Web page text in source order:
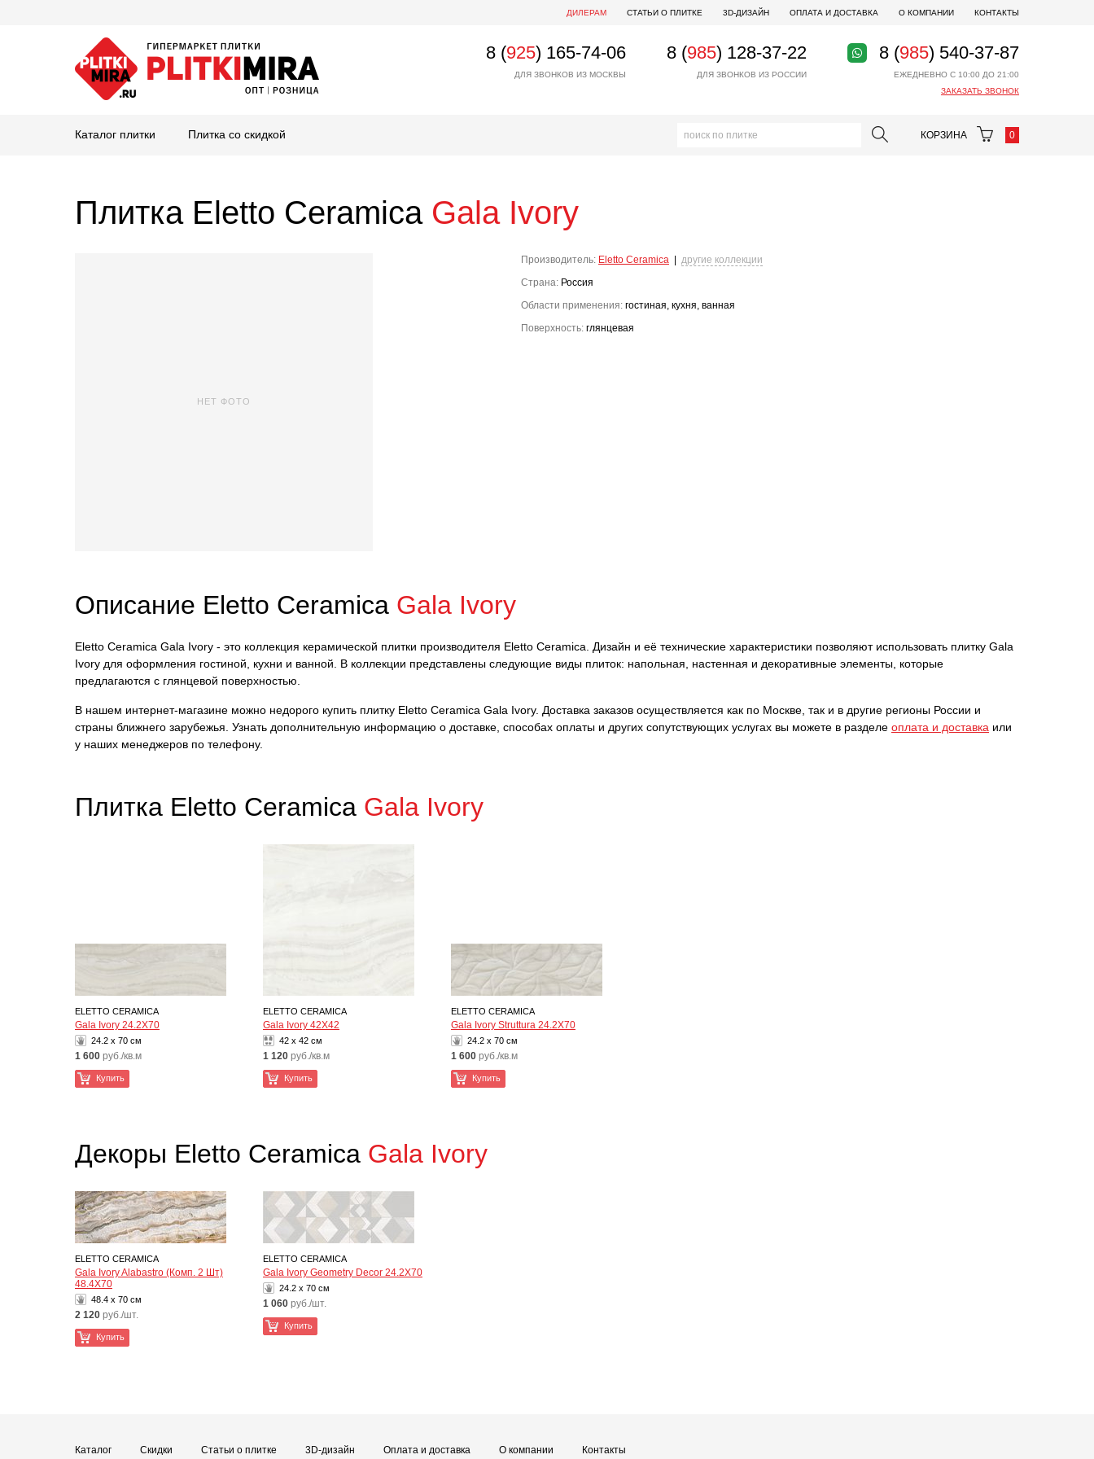
ДИЛЕРАМ СТАТЬИ О ПЛИТКЕ 3D-ДИЗАЙН ОПЛАТА И ДОСТАВКА О КОМПАНИИ КОНТАКТЫ
8 (925) 165-74-06
ДЛЯ ЗВОНКОВ ИЗ МОСКВЫ
8 (985) 128-37-22
ДЛЯ ЗВОНКОВ ИЗ РОССИИ
8 (985) 540-37-87
ЕЖЕДНЕВНО С 10:00 ДО 21:00
ЗАКАЗАТЬ ЗВОНОК
Каталог плитки Плитка со скидкой КОРЗИНА 0
Плитка Eletto Ceramica Gala Ivory
НЕТ ФОТО
Производитель: Eletto Ceramica
другие коллекции
Страна: Россия
Области применения: гостиная, кухня, ванная
Поверхность: глянцевая
Описание Eletto Ceramica Gala Ivory
Eletto Ceramica Gala Ivory - это коллекция керамической плитки производителя Eletto Ceramica. Дизайн и её технические характеристики позволяют использовать плитку Gala
Ivory для оформления гостиной, кухни и ванной. В коллекции представлены следующие виды плиток: напольная, настенная и декоративные элементы, которые
предлагаются с глянцевой поверхностью.
В нашем интернет-магазине можно недорого купить плитку Eletto Ceramica Gala Ivory. Доставка заказов осуществляется как по Москве, так и в другие регионы России и
страны ближнего зарубежья. Узнать дополнительную информацию о доставке, способах оплаты и других сопутствующих услугах вы можете в разделе оплата и доставка или
у наших менеджеров по телефону.
Плитка Eletto Ceramica Gala Ivory
ELETTO CERAMICA
Gala Ivory 24.2X70
24.2 x 70 см
1 600 руб./кв.м
Купить
ELETTO CERAMICA
Gala Ivory 42X42
42 x 42 см
1 120 руб./кв.м
Купить
ELETTO CERAMICA
Gala Ivory Struttura 24.2X70
24.2 x 70 см
1 600 руб./кв.м
Купить
Декоры Eletto Ceramica Gala Ivory
ELETTO CERAMICA
Gala Ivory Alabastro (Комп. 2 Шт)
48.4X70
48.4 x 70 см
2 120 руб./шт.
Купить
ELETTO CERAMICA
Gala Ivory Geometry Decor 24.2X70
24.2 x 70 см
1 060 руб./шт.
Купить
Каталог Скидки Статьи о плитке 3D-дизайн Оплата и доставка О компании Контакты